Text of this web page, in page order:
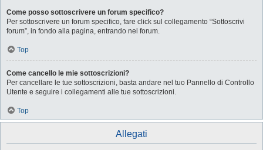
Come posso sottoscrivere un forum specifico?
Per sottoscrivere un forum specifico, fare click sul collegamento “Sottoscrivi
forum”, in fondo alla pagina, entrando nel forum.
Top
Come cancello le mie sottoscrizioni?
Per cancellare le tue sottoscrizioni, basta andare nel tuo Pannello di Controllo
Utente e seguire i collegamenti alle tue sottoscrizioni.
Top
Allegati